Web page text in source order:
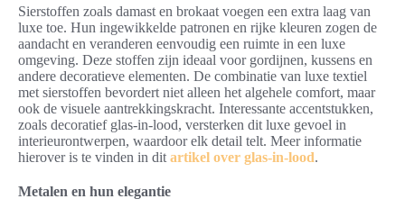
Sierstoffen zoals damast en brokaat voegen een extra laag van
luxe toe. Hun ingewikkelde patronen en rijke kleuren zogen de
aandacht en veranderen eenvoudig een ruimte in een luxe
omgeving. Deze stoffen zijn ideaal voor gordijnen, kussens en
andere decoratieve elementen. De combinatie van luxe textiel
met sierstoffen bevordert niet alleen het algehele comfort, maar
ook de visuele aantrekkingskracht. Interessante accentstukken,
zoals decoratief glas-in-lood, versterken dit luxe gevoel in
interieurontwerpen, waardoor elk detail telt. Meer informatie
hierover is te vinden in dit artikel over glas-in-lood.
Metalen en hun elegantie